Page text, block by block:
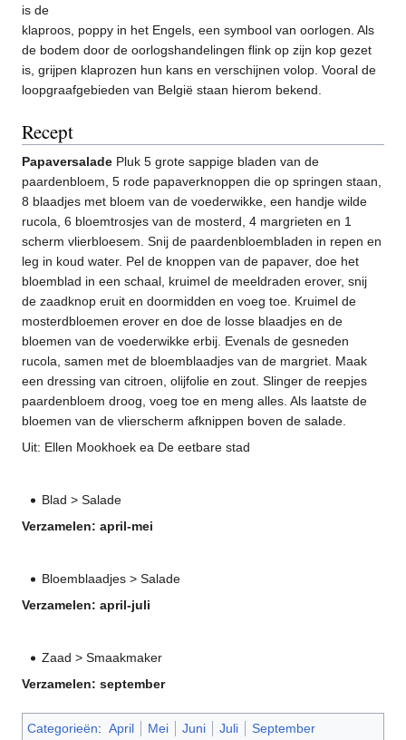
is de
klaproos, poppy in het Engels, een symbool van oorlogen. Als
de bodem door de oorlogshandelingen flink op zijn kop gezet
is, grijpen klaprozen hun kans en verschijnen volop. Vooral de
loopgraafgebieden van België staan hierom bekend.
Recept
Papaversalade Pluk 5 grote sappige bladen van de
paardenbloem, 5 rode papaverknoppen die op springen staan,
8 blaadjes met bloem van de voederwikke, een handje wilde
rucola, 6 bloemtrosjes van de mosterd, 4 margrieten en 1
scherm vlierbloesem. Snij de paardenbloembladen in repen en
leg in koud water. Pel de knoppen van de papaver, doe het
bloemblad in een schaal, kruimel de meeldraden erover, snij
de zaadknop eruit en doormidden en voeg toe. Kruimel de
mosterdbloemen erover en doe de losse blaadjes en de
bloemen van de voederwikke erbij. Evenals de gesneden
rucola, samen met de bloemblaadjes van de margriet. Maak
een dressing van citroen, olijfolie en zout. Slinger de reepjes
paardenbloem droog, voeg toe en meng alles. Als laatste de
bloemen van de vlierscherm afknippen boven de salade.
Uit: Ellen Mookhoek ea De eetbare stad
Blad > Salade
Verzamelen: april-mei
Bloemblaadjes > Salade
Verzamelen: april-juli
Zaad > Smaakmaker
Verzamelen: september
Categorieën: April Mei Juni Juli September